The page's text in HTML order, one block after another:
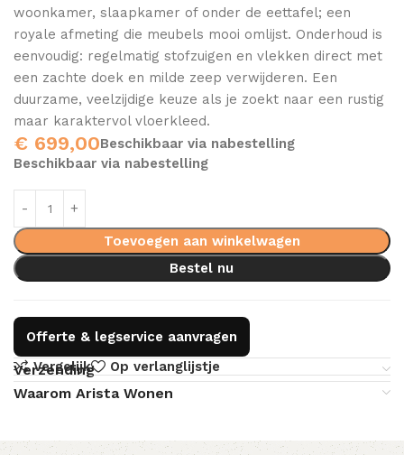
woonkamer, slaapkamer of onder de eettafel; een
royale afmeting die meubels mooi omlijst. Onderhoud is
eenvoudig: regelmatig stofzuigen en vlekken direct met
een zachte doek en milde zeep verwijderen. Een
duurzame, veelzijdige keuze als je zoekt naar een rustig
maar karaktervol vloerkleed.
€ 699,00Beschikbaar via nabestelling
Beschikbaar via nabestelling
Toevoegen aan winkelwagen
Bestel nu
Offerte & legservice aanvragen
Vergelijk
Op verlanglijstje
Verzending
Waarom Arista Wonen